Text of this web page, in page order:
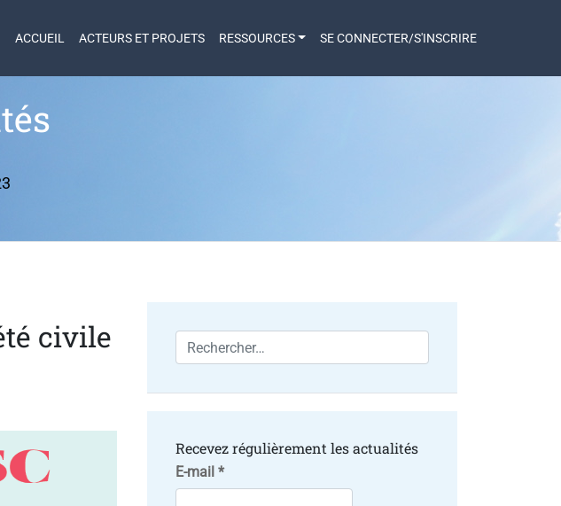
ACCUEIL ACTEURS ET PROJETS RESSOURCES SE CONNECTER/S'INSCRIRE
civile
Recevez régulièrement les actualités
E-mail *